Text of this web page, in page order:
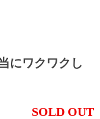
にワクワクし
SOLD OUT